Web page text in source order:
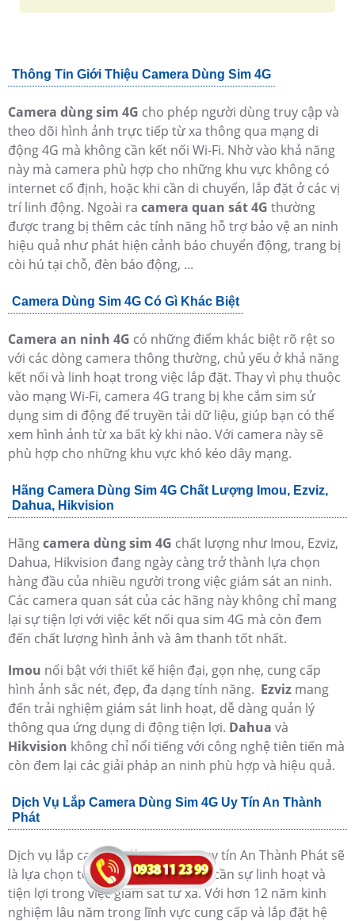
Thông Tin Giới Thiệu Camera Dùng Sim 4G
Camera dùng sim 4G cho phép người dùng truy cập và
theo dõi hình ảnh trực tiếp từ xa thông qua mạng di
động 4G mà không cần kết nối Wi-Fi. Nhờ vào khả năng
này mà camera phù hợp cho những khu vực không có
internet cố định, hoặc khi cần di chuyển, lắp đặt ở các vị
trí linh động. Ngoài ra camera quan sát 4G thường
được trang bị thêm các tính năng hỗ trợ bảo vệ an ninh
hiệu quả như phát hiện cảnh báo chuyển động, trang bị
còi hú tại chỗ, đèn báo động, ...
Camera Dùng Sim 4G Có Gì Khác Biệt
Camera an ninh 4G có những điểm khác biệt rõ rệt so
với các dòng camera thông thường, chủ yếu ở khả năng
kết nối và linh hoạt trong việc lắp đặt. Thay vì phụ thuộc
vào mạng Wi-Fi, camera 4G trang bị khe cắm sim sử
dụng sim di động để truyền tải dữ liệu, giúp bạn có thể
xem hình ảnh từ xa bất kỳ khi nào. Với camera này sẽ
phù hợp cho những khu vực khó kéo dây mạng.
Hãng Camera Dùng Sim 4G Chất Lượng Imou, Ezviz,
Dahua, Hikvision
Hãngcamera dùng sim 4G chất lượng như Imou, Ezviz,
Dahua, Hikvision đang ngày càng trở thành lựa chọn
hàng đầu của nhiều người trong việc giám sát an ninh.
Các camera quan sát của các hãng này không chỉ mang
lại sự tiện lợi với việc kết nối qua sim 4G mà còn đem
đến chất lượng hình ảnh và âm thanh tốt nhất.
Imou nổi bật với thiết kế hiện đại, gọn nhẹ, cung cấp
hình ảnh sắc nét, đẹp, đa dạng tính năng. Ezviz mang
đến trải nghiệm giám sát linh hoạt, dễ dàng quản lý
thông qua ứng dụng di động tiện lợi. Dahua và
Hikvision không chỉ nổi tiếng với công nghệ tiên tiến mà
còn đem lại các giải pháp an ninh phù hợp và hiệu quả.
Dịch Vụ Lắp Camera Dùng Sim 4G Uy Tín An Thành
Phát
Dịch vụ lắp camera dùng sim 4G uy tín An Thành Phát sẽ
là lựa chọn tốt dành cho những ai cần sự linh hoạt và
tiện lợi trong việc giám sát từ xa. Với hơn 12 năm kinh
nghiệm lâu năm trong lĩnh vực cung cấp và lắp đặt hệ